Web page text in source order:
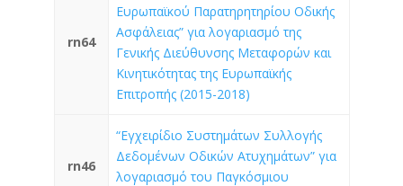
rn64
Ευρωπαϊκού Παρατηρητηρίου Οδικής
Ασφάλειας” για λογαριασμό της
Γενικής Διεύθυνσης Μεταφορών και
Κινητικότητας της Ευρωπαϊκής
Επιτροπής (2015-2018)
rn46
“Εγχειρίδιο Συστημάτων Συλλογής
Δεδομένων Οδικών Ατυχημάτων” για
λογαριασμό του Παγκόσμιου